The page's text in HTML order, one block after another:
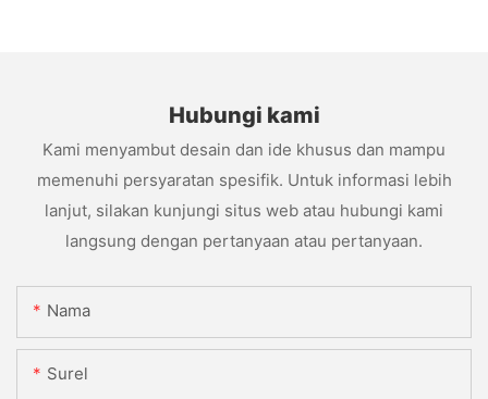
Hubungi kami
Kami menyambut desain dan ide khusus dan mampu
memenuhi persyaratan spesifik. Untuk informasi lebih
lanjut, silakan kunjungi situs web atau hubungi kami
langsung dengan pertanyaan atau pertanyaan.
Nama
Surel